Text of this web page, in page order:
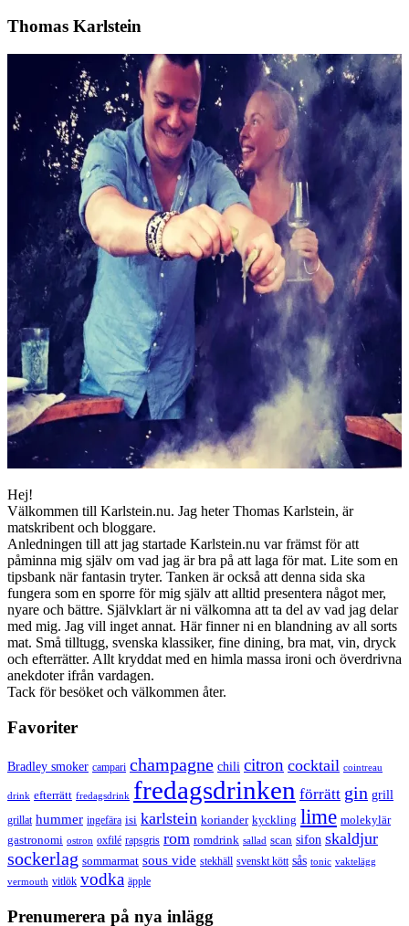
Thomas Karlstein
Hej!
Välkommen till Karlstein.nu. Jag heter Thomas Karlstein, är
matskribent och bloggare.
Anledningen till att jag startade Karlstein.nu var främst för att
påminna mig själv om vad jag är bra på att laga för mat. Lite som en
tipsbank när fantasin tryter. Tanken är också att denna sida ska
fungera som en sporre för mig själv att alltid presentera något mer,
nyare och bättre. Självklart är ni välkomna att ta del av vad jag delar
med mig. Jag vill inget annat. Här finner ni en blandning av all sorts
mat. Små tilltugg, svenska klassiker, fine dining, bra mat, vin, dryck
och efterrätter. Allt kryddat med en himla massa ironi och överdrivna
anekdoter ifrån vardagen.
Tack för besöket och välkommen åter.
Favoriter
Bradley smoker campari champagne chili citron cocktail cointreau
drink efterrätt fredagsdrink fredagsdrinken förrätt gin grill
grillat hummer ingefära isi karlstein koriander kyckling lime molekylär
gastronomi ostron oxfilé rapsgris rom romdrink sallad scan sifon skaldjur
sockerlag sommarmat sous vide stekhäll svenskt kött sås tonic vaktelägg
vermouth vitlök vodka äpple
Prenumerera på nya inlägg